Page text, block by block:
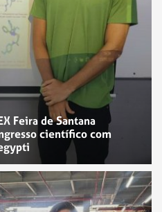
Feira de Santana
científico com